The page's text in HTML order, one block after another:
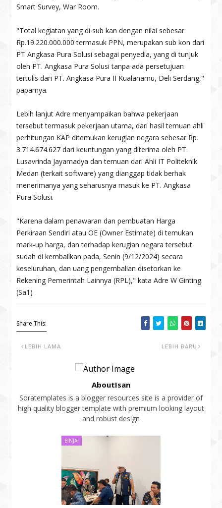
Smart Survey, War Room.
"Total kegiatan yang di sub kan dengan nilai sebesar
Rp.19.220.000.000 termasuk PPN, merupakan sub kon dari
PT Angkasa Pura Solusi sebagai penyedia, yang di tunjuk
oleh PT. Angkasa Pura Solusi tanpa ada persetujuan
tertulis dari PT. Angkasa Pura II Kualanamu, Deli Serdang,"
paparnya.
Lebih lanjut Adre menyampaikan bahwa pekerjaan
tersebut termasuk pekerjaan utama, dari hasil temuan ahli
perhitungan KAP ditemukan kerugian negara sebesar Rp.
3.714.674.627 dari keuntungan yang diterima oleh PT.
Lusavrinda Jayamadya dan temuan dari Ahli IT Politeknik
Medan (terkait software) yang dianggap tidak berhak
menerimanya yang seharusnya masuk ke PT. Angkasa
Pura Solusi.
"Karena dalam penawaran dan pembuatan Harga
Perkiraan Sendiri atau OE (Owner Estimate) di temukan
mark-up harga, dan terhadap kerugian negara tersebut
sudah di kembalikan pada, Senin (9/12/2024) secara
keseluruhan, dan uang pengembalian disetorkan ke
Rekening Pemerintah Lainnya (RPL)," kata Adre W Ginting.
(Sa1)
Share This:
LEBIH BARU
LEBIH LAMA
AboutIsan
Soratemplates is a blogger resources site is a provider of
high quality blogger template with premium looking layout
and robust design
BINJAI